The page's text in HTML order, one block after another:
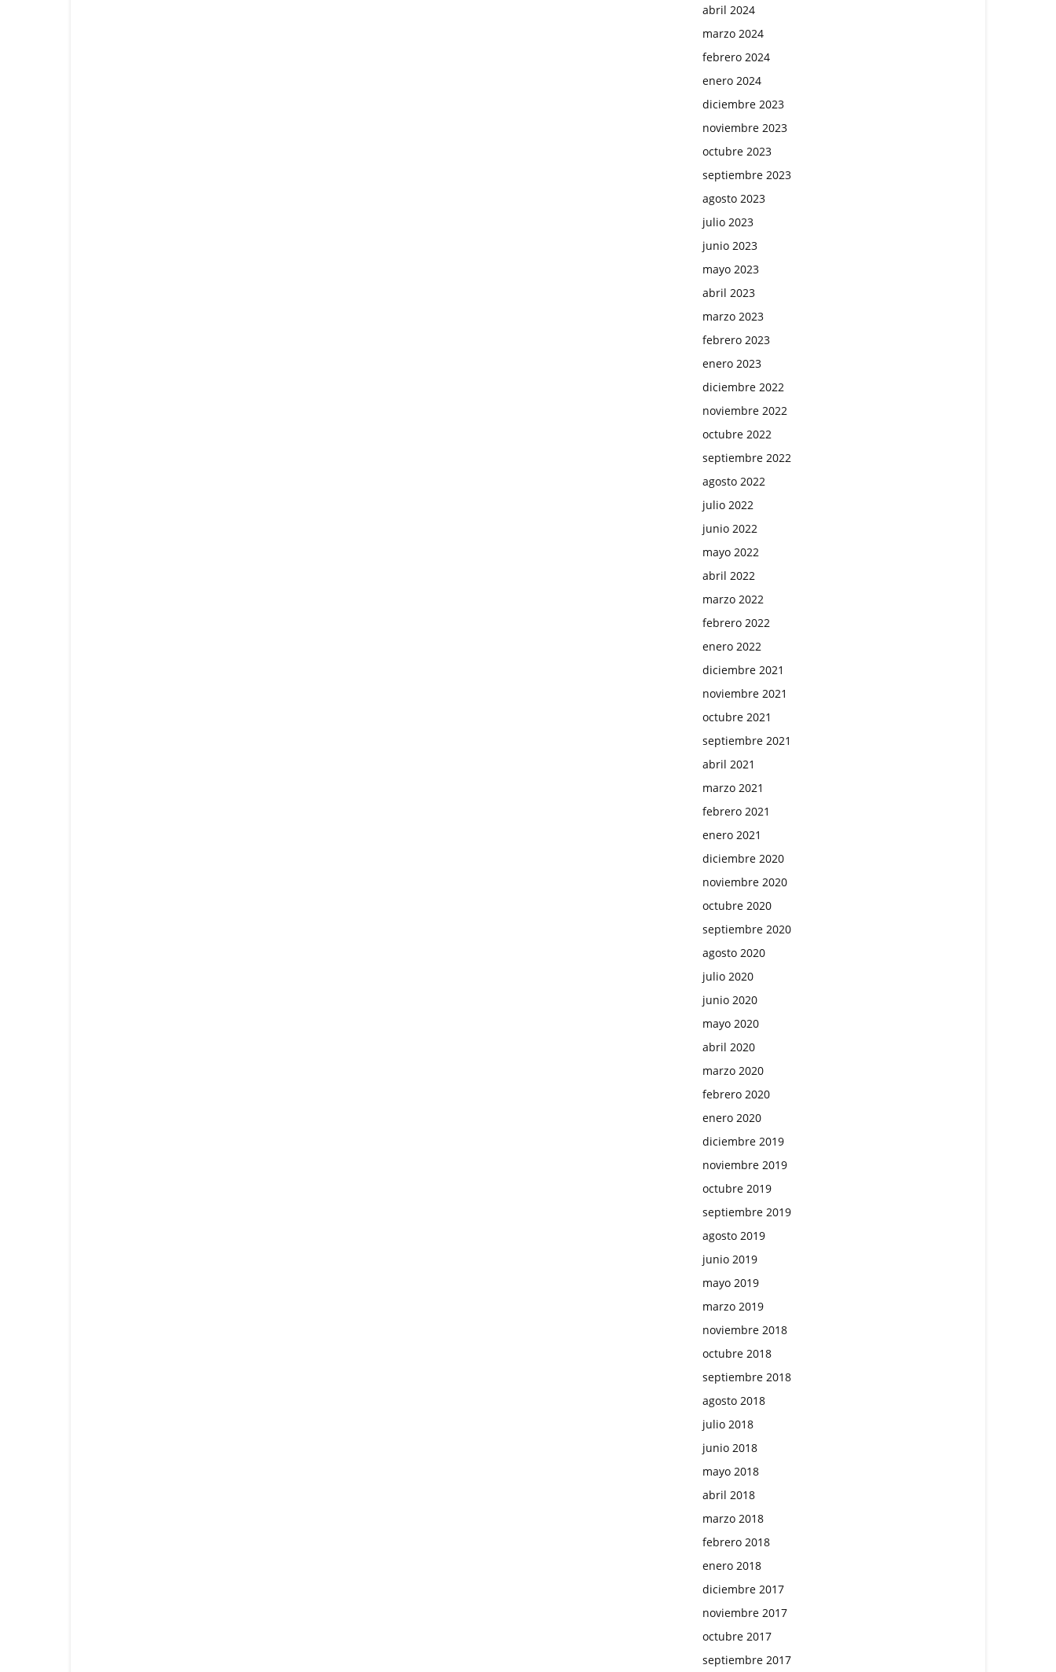
abril 2024
marzo 2024
febrero 2024
enero 2024
diciembre 2023
noviembre 2023
octubre 2023
septiembre 2023
agosto 2023
julio 2023
junio 2023
mayo 2023
abril 2023
marzo 2023
febrero 2023
enero 2023
diciembre 2022
noviembre 2022
octubre 2022
septiembre 2022
agosto 2022
julio 2022
junio 2022
mayo 2022
abril 2022
marzo 2022
febrero 2022
enero 2022
diciembre 2021
noviembre 2021
octubre 2021
septiembre 2021
abril 2021
marzo 2021
febrero 2021
enero 2021
diciembre 2020
noviembre 2020
octubre 2020
septiembre 2020
agosto 2020
julio 2020
junio 2020
mayo 2020
abril 2020
marzo 2020
febrero 2020
enero 2020
diciembre 2019
noviembre 2019
octubre 2019
septiembre 2019
agosto 2019
junio 2019
mayo 2019
marzo 2019
noviembre 2018
octubre 2018
septiembre 2018
agosto 2018
julio 2018
junio 2018
mayo 2018
abril 2018
marzo 2018
febrero 2018
enero 2018
diciembre 2017
noviembre 2017
octubre 2017
septiembre 2017